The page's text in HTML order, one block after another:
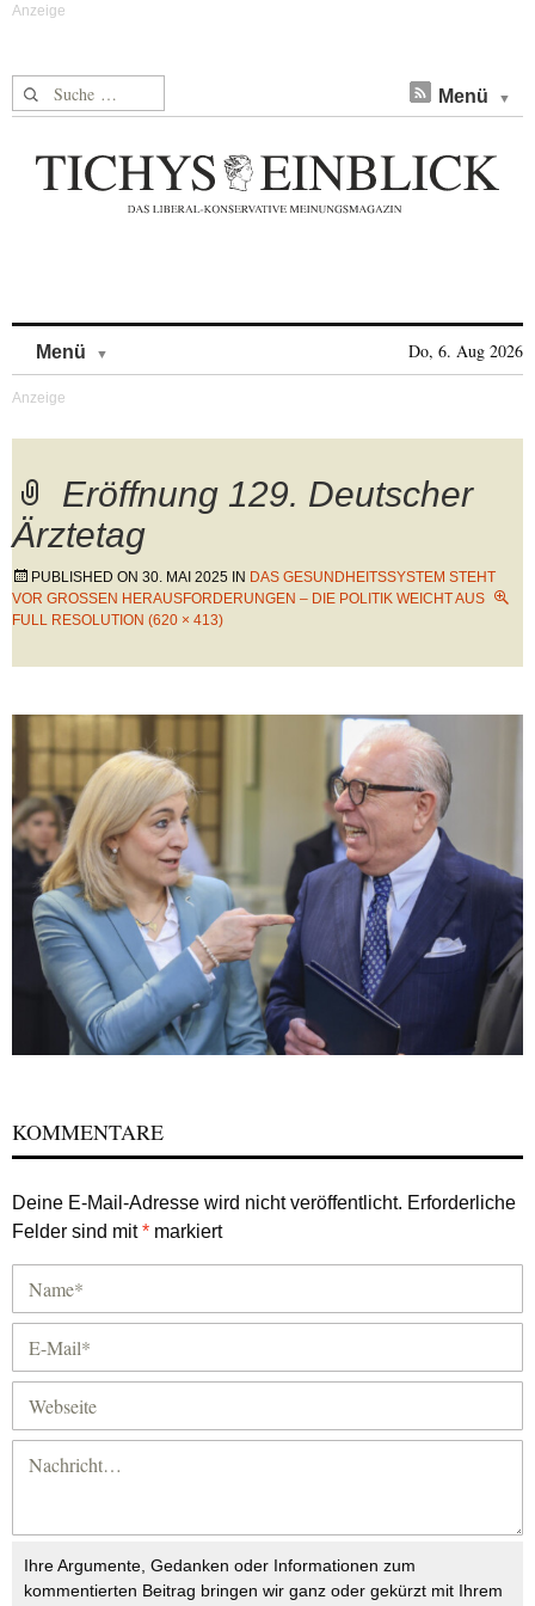
Suche nach: Menü
Menü Do, 6. Aug 2026
Eröffnung 129. Deutscher
Ärztetag
PUBLISHED ON 30. MAI 2025 IN DAS GESUNDHEITSSYSTEM STEHT
VOR GROSSEN HERAUSFORDERUNGEN – DIE POLITIK WEICHT AUS
FULL RESOLUTION (620 × 413)
KOMMENTARE
Deine E-Mail-Adresse wird nicht veröffentlicht. Erforderliche
Felder sind mit* markiert
Ihre Argumente, Gedanken oder Informationen zum
kommentierten Beitrag bringen wir ganz oder gekürzt mit Ihrem